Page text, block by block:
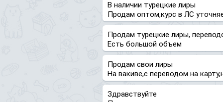
В наличии турецкие лиры
Продам оптом,курс в ЛС
Продам турецкие лиры,
Есть большой объем
Продам свои лиры
На вакиве,с переводом на
Здравствуйте